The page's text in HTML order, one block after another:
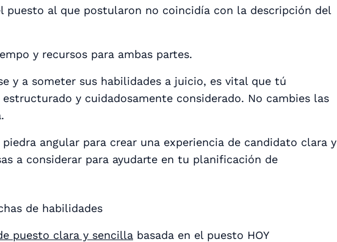
puesto al que postularon no coincidía con la descripción del
y recursos para ambas partes.
y a someter sus habilidades a juicio, es vital que tú
y cuidadosamente considerado. No cambies las
angular para crear una experiencia de candidato clara y
a considerar para ayudarte en tu planificación de
de habilidades
puesto clara y sencilla basada en el puesto HOY